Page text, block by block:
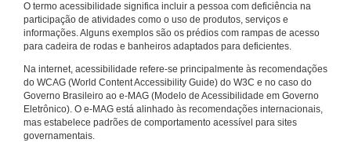
O termo acessibilidade significa incluir a pessoa com deficiência na
participação de atividades como o uso de produtos, serviços e
informações. Alguns exemplos são os prédios com rampas de acesso
para cadeira de rodas e banheiros adaptados para deficientes.
Na internet, acessibilidade refere-se principalmente às recomendações
do WCAG (World Content Accessibility Guide) do W3C e no caso do
Governo Brasileiro ao e-MAG (Modelo de Acessibilidade em Governo
Eletrônico). O e-MAG está alinhado às recomendações internacionais,
mas estabelece padrões de comportamento acessível para sites
governamentais.